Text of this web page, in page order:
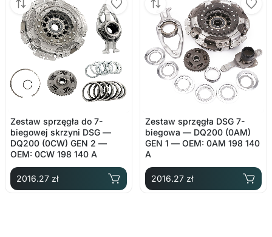
Zestaw sprzęgła do 7-
biegowej skrzyni DSG —
DQ200 (0CW) GEN 2 —
OEM: 0CW 198 140 A
2016.27 zł
Zestaw sprzęgła DSG 7-
biegowa — DQ200 (0AM)
GEN 1 — OEM: 0AM 198 140
A
2016.27 zł